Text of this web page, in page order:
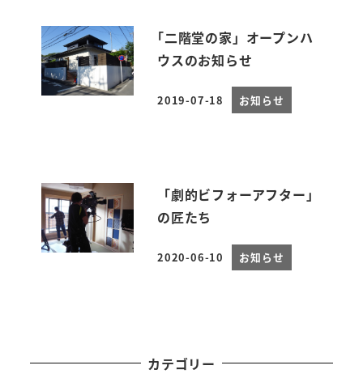
｢二階堂の家」オープンハ
ウスのお知らせ
投稿日
2019-07-18 お知らせ
「劇的ビフォーアフター」
の匠たち
投稿日
2020-06-10 お知らせ
カテゴリー